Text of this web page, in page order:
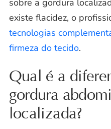
sobre a gordura
existe flacidez, o
tecnologias
firmeza do tecido.
Qual é a
gordura
localizada?